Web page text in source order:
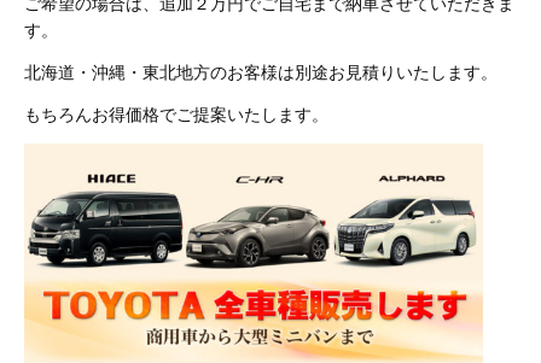
す。
北海道・沖縄・東北地方のお客様は別途お見積りいたします。
もちろんお得価格でご提案いたします。